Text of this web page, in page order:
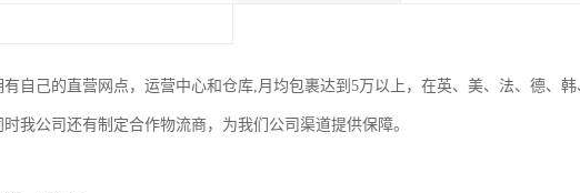
自己的直营网点，运营中心和仓库,月均包裹达到5万以上，在英、美、法、德、
我公司还有制定合作物流商，为我们公司渠道提供保障。